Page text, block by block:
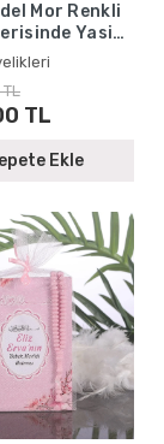
Mor Renkli
Yasin
- Mevlüt
TL
Ekle